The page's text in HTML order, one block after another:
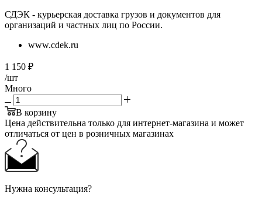
СДЭК - курьерская доставка грузов и документов для
организаций и частных лиц по России.
www.cdek.ru
1 150 ₽
/шт
Много
В корзину
Цена действительна только для интернет-магазина и может
отличаться от цен в розничных магазинах
Нужна консультация?